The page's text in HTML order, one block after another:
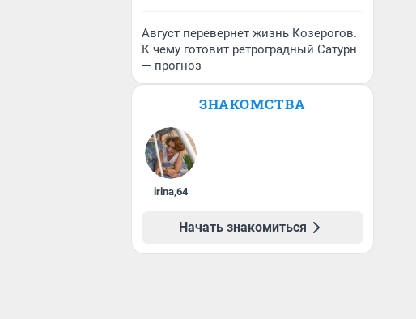
Август перевернет жизнь Козерогов.
К чему готовит ретроградный Сатурн
— прогноз
ЗНАКОМСТВА
irina,64
Начать знакомиться